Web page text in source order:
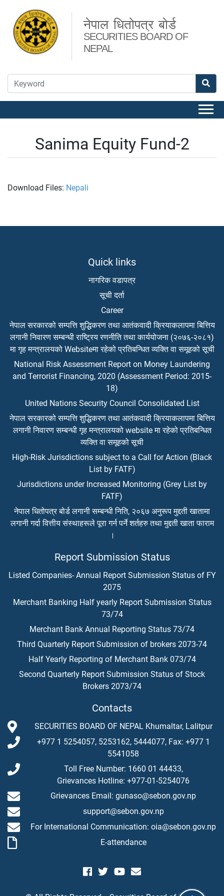
नेपाल धितोपत्र बोर्ड
SECURITIES BOARD OF
NEPAL
Sanima Equity Fund-2
Download Files: Nepali
Quick links
नागरिक वडापत्र
सूची दर्ता
Career
नेपाल सरकारको सम्पत्ति शुद्धिकरण तथा आतंकवादी क्रियाकलापमा बित्तिय
लगानी निवारण सम्बन्धी राष्ट्रिय रणनीति तथा कार्ययोजना (२०७६-२०८१)
मा गृह मन्त्रालयको Websiteमा रहेको प्रतिबन्धित व्यक्ति वा समूहको सूची
National Risk Assessment Report on Money Laundering
and Terrorist Financing, 2020 (Assessment Period: 2015-
18)
United Nations Security Council Consolidated List
नेपाल सरकारको सम्पत्ति शुद्धिकरण तथा आतंकवादी क्रियाकलापमा बित्तिय
लगानी निवारण सम्बन्धी गृह मन्त्रालयको website मा रहेको प्रतिबन्धित
व्यक्ति वा समूहको सूची
High-Risk Jurisdictions subject to a Call for Action (Black
List by FATF)
Jurisdictions under Increased Monitoring (Grey List by
FATF)
नेपाल धितोपत्र बोर्ड लगानी सम्बन्धी निति, २०६७ अनुरूप मुद्दती खातामा
लगानी गर्दा वित्तीय संस्थाहरूले पूरा गर्न पर्ने शर्तहरु तथा मुद्दती खाता फाराम
।
Report Submission Status
Listed Companies- Annual Report Submission Status of FY
2075
Merchant Banking Half yearly Report Submission Status
73/74
Merchant Bank Annual Reporting Status 73/74
Third Quarterly Report Submission of brokers 2073-74
Half Yearly Reporting of Merchant Bank 073/74
Second Quarterly Report Submission Status of Stock
Brokers 2073/74
Contacts
SECURITIES BOARD OF NEPAL Khumaltar, Lalitpur
+977 1 5254057, 5253162, 5444077, Fax: +977 1
5541058
Toll Free Number: 1660 01 44433,
Grievances Hotline: +977-01-5254076
Grievances Email: gunaso@sebon.gov.np
support@sebon.gov.np
For International Communication: oia@sebon.gov.np
E-attendance